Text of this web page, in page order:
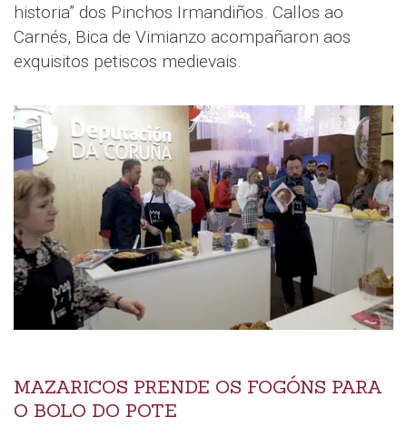
historia” dos Pinchos Irmandiños. Callos ao
Carnés, Bica de Vimianzo acompañaron aos
exquisitos petiscos medievais.
MAZARICOS PRENDE OS FOGÓNS PARA
O BOLO DO POTE